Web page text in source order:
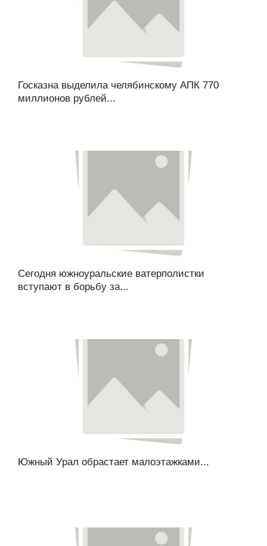
Госказна выделила челябинскому АПК 770
миллионов рублей...
Сегодня южноуральские ватерполистки
вступают в борьбу за...
Южный Урал обрастает малоэтажками...